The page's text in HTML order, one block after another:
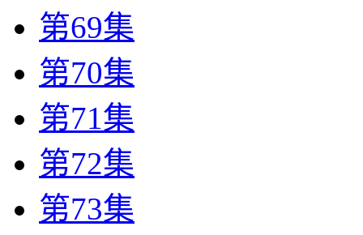
第69集
第70集
第71集
第72集
第73集